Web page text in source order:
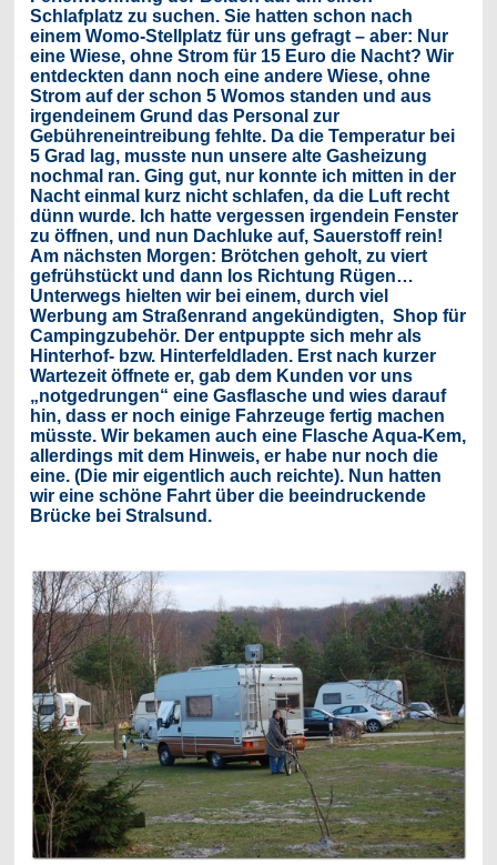
Schlafplatz zu suchen. Sie hatten schon nach
einem Womo-Stellplatz für uns gefragt – aber: Nur
eine Wiese, ohne Strom für 15 Euro die Nacht? Wir
entdeckten dann noch eine andere Wiese, ohne
Strom auf der schon 5 Womos standen und aus
irgendeinem Grund das Personal zur
Gebühreneintreibung fehlte. Da die Temperatur bei
5 Grad lag, musste nun unsere alte Gasheizung
nochmal ran. Ging gut, nur konnte ich mitten in der
Nacht einmal kurz nicht schlafen, da die Luft recht
dünn wurde. Ich hatte vergessen irgendein Fenster
zu öffnen, und nun Dachluke auf, Sauerstoff rein!
Am nächsten Morgen: Brötchen geholt, zu viert
gefrühstückt und dann los Richtung Rügen…
Unterwegs hielten wir bei einem, durch viel
Werbung am Straßenrand angekündigten, Shop für
Campingzubehör. Der entpuppte sich mehr als
Hinterhof- bzw. Hinterfeldladen. Erst nach kurzer
Wartezeit öffnete er, gab dem Kunden vor uns
„notgedrungen“ eine Gasflasche und wies darauf
hin, dass er noch einige Fahrzeuge fertig machen
müsste. Wir bekamen auch eine Flasche Aqua-Kem,
allerdings mit dem Hinweis, er habe nur noch die
eine. (Die mir eigentlich auch reichte). Nun hatten
wir eine schöne Fahrt über die beeindruckende
Brücke bei Stralsund.